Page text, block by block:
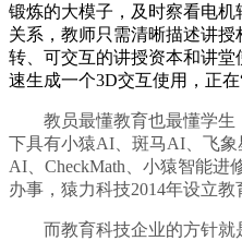
锻炼的大模子，及时察看电
关系，教师只需清晰描述讲
转、可交互的讲授资本和讲堂
速生成一个3D交互使用，正在
教员最懂教育也最懂学生
下具有小猿AI、斑马AI、飞
AI、CheckMath、小猿智能进
办事，猿力科技2014年设立
而教育科技企业的方针就